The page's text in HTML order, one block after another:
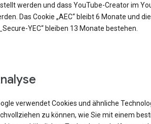
werden und dass YouTube-Creator im
Das Cookie „AEC“ bleibt 6 Monate und
YEC“ bleiben 13 Monate bestehen.
verwendet Cookies und ähnliche
zu können, wie Sie mit einem